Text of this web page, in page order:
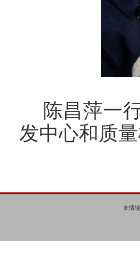
陈昌萍一
发中心和质
友情